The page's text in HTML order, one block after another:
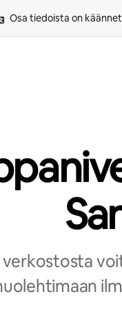
Osa tiedoista on